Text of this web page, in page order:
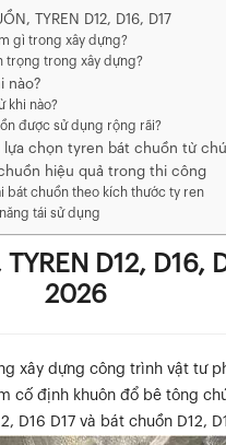
TYREN D12, D16, D17
gì trong xây dựng?
trọng trong xây dựng?
nào?
khi nào?
được sử dụng rộng rãi?
lựa chọn tyren bát chuồn từ
hiệu quả trong thi công
bát chuồn theo kích thước ty ren
tái sử dụng
D12, D16,
2026
xây dựng công trình vật tư
cố định khuôn đổ bê tông
D16 D17 và bát chuồn D12,